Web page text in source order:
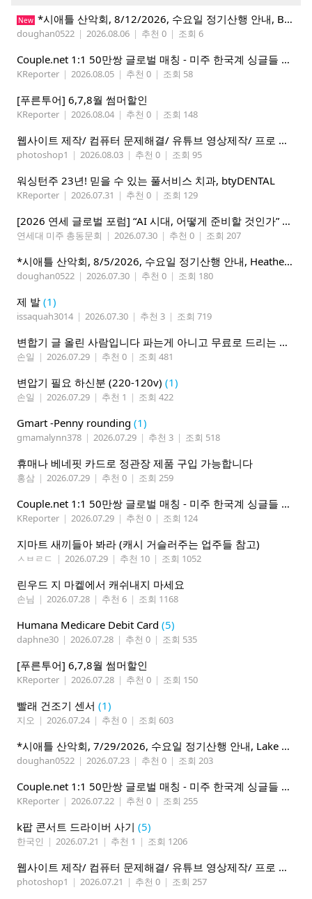
New *시애틀 산악회, 8/12/2026, 수요일 정기산행 안내, Beckler Peak*
doughan0522 | 2026.08.06 | 추천 0 | 조회 6
Couple.net 1:1 50만쌍 글로벌 매칭 - 미주 한국계 싱글들 모이세요
KReporter | 2026.08.05 | 추천 0 | 조회 58
[푸른투어] 6,7,8월 썸머할인
KReporter | 2026.08.04 | 추천 0 | 조회 148
웹사이트 제작/ 컴퓨터 문제해결/ 유튜브 영상제작/ 프로 사진촬영
photoshop1 | 2026.08.03 | 추천 0 | 조회 95
워싱턴주 23년! 믿을 수 있는 풀서비스 치과, btyDENTAL
KReporter | 2026.07.31 | 추천 0 | 조회 129
[2026 연세 글로벌 포럼] “AI 시대, 어떻게 준비할 것인가” 8월 7-10일 벨뷰 개최
연세대 미주 총동문회 | 2026.07.30 | 추천 0 | 조회 207
*시애틀 산악회, 8/5/2026, 수요일 정기산행 안내, Heather Lake*
doughan0522 | 2026.07.30 | 추천 0 | 조회 180
제 발 (1)
issaquah3014 | 2026.07.30 | 추천 3 | 조회 719
변합기 글 올린 사람입니다 파는게 아니고 무료로 드리는 겁니다 필요하신분 연락처 남겨주시면 됩니다
손일 | 2026.07.29 | 추천 0 | 조회 481
변압기 필요 하신분 (220-120v) (1)
손일 | 2026.07.29 | 추천 1 | 조회 422
Gmart -Penny rounding (1)
gmamalynn378 | 2026.07.29 | 추천 3 | 조회 518
휴매나 베네핏 카드로 정관장 제품 구입 가능합니다
홍삼 | 2026.07.29 | 추천 0 | 조회 259
Couple.net 1:1 50만쌍 글로벌 매칭 - 미주 한국계 싱글들 모이세요
KReporter | 2026.07.29 | 추천 0 | 조회 124
지마트 새끼들아 봐라 (캐시 거슬러주는 업주들 참고)
ㅅㅂㄹㄷ | 2026.07.29 | 추천 10 | 조회 1052
린우드 지 마켙에서 캐쉬내지 마세요
손님 | 2026.07.28 | 추천 6 | 조회 1168
Humana Medicare Debit Card (5)
daphne30 | 2026.07.28 | 추천 0 | 조회 535
[푸른투어] 6,7,8월 썸머할인
KReporter | 2026.07.28 | 추천 0 | 조회 150
빨래 건조기 센서 (1)
지오 | 2026.07.24 | 추천 0 | 조회 603
*시애틀 산악회, 7/29/2026, 수요일 정기산행 안내, Lake 22*
doughan0522 | 2026.07.23 | 추천 0 | 조회 203
Couple.net 1:1 50만쌍 글로벌 매칭 - 미주 한국계 싱글들 모이세요
KReporter | 2026.07.22 | 추천 0 | 조회 255
k팝 콘서트 드라이버 사기 (5)
한국인 | 2026.07.21 | 추천 1 | 조회 1206
웹사이트 제작/ 컴퓨터 문제해결/ 유튜브 영상제작/ 프로 사진촬영
photoshop1 | 2026.07.21 | 추천 0 | 조회 257